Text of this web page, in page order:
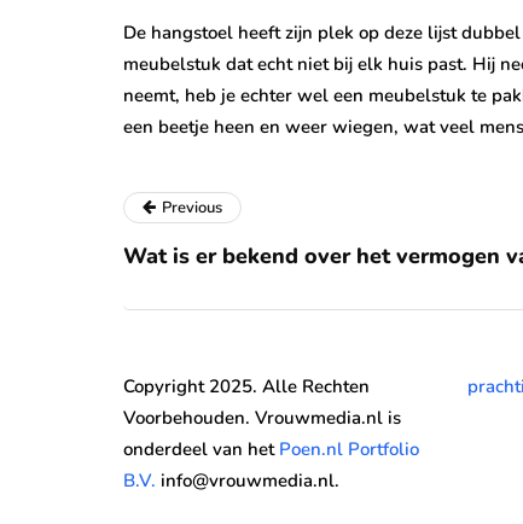
De hangstoel heeft zijn plek op deze lijst
meubelstuk dat echt niet bij elk huis past. Hij
neemt, heb je echter wel een meubelstuk te
een beetje heen en weer wiegen, wat veel
Previous
Wat is er bekend over het vermogen
Copyright 2025. Alle Rechten
Voorbehouden. Vrouwmedia.nl is
onderdeel van het Poen.nl Portfolio
B.V. info@vrouwmedia.nl.